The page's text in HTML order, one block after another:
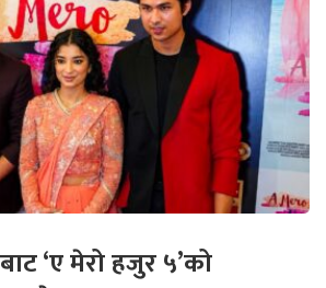
‘ए मेरो हजुर ५’को